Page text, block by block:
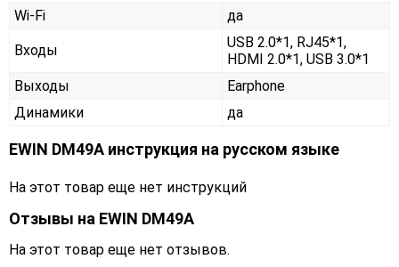
Wi-Fi
да
Входы
USB 2.0*1, RJ45*1,
HDMI 2.0*1, USB 3.0*1
Выходы
Earphone
Динамики
да
EWIN DM49A инструкция на русском языке
На этот товар еще нет инструкций
Отзывы на EWIN DM49A
На этот товар еще нет отзывов.